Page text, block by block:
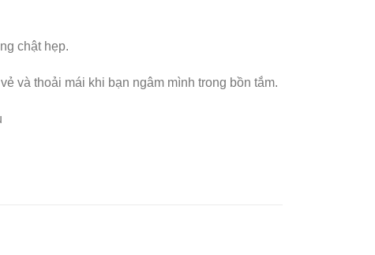
chật hẹp.
và thoải mái khi bạn ngâm mình trong bồn tắm.